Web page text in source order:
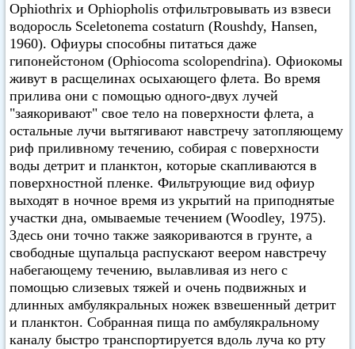
Ophiothrix и Ophiopholis отфильтровывать из взвеси
водоросль Sceletonema costaturn (Roushdy, Hansen,
1960). Офиуры способны питаться даже
гипонейстоном (Ophiocoma scolopendrina). Офиокомы
живут в расщелинах осыхающего флета. Во время
прилива они с помощью одного-двух лучей
"заякоривают" свое тело на поверхности флета, а
остальные лучи вытягивают навстречу затопляющему
риф приливному течению, собирая с поверхности
воды детрит и планктон, которые скапливаются в
поверхностной пленке. Фильтрующие вид офиур
выходят в ночное время из укрытий на приподнятые
участки дна, омываемые течением (Woodley, 1975).
Здесь они точно также заякориваются в грунте, а
свободные щупальца распускают веером навстречу
набегающему течению, вылавливая из него с
помощью слизевых тяжей и очень подвижных и
длинных амбулякральных ножек взвешенный детрит
и планктон. Собранная пища по амбулякральному
каналу быстро транспортируется вдоль луча ко рту